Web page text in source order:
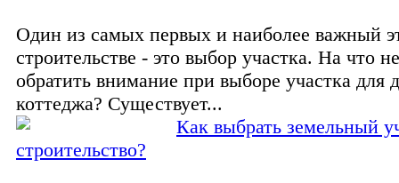
Один из самых первых и наиболее важный
строительстве - это выбор участка. На что
обратить внимание при выборе участка для
коттеджа? Существует...
Как выбрать земельный
строительство?